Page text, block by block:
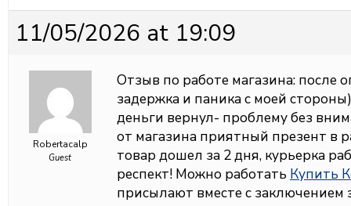
11/05/2026 at 19:09
Robertacalp
Guest
Отзыв по работе магазина: после
задержка и паника с моей
деньги вернул- проблему без
от магазина приятный презент в
товар дошел за 2 дня, курьерка
респект! Можно работать Купить
присылают вместе с заключением